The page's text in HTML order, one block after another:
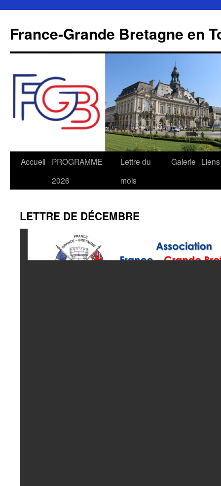
contenu
France-Grande Bretagne en
Accueil
PROGRAMME
2026
Lettre du
mois
Galerie Liens
LETTRE DE DÉCEMBRE